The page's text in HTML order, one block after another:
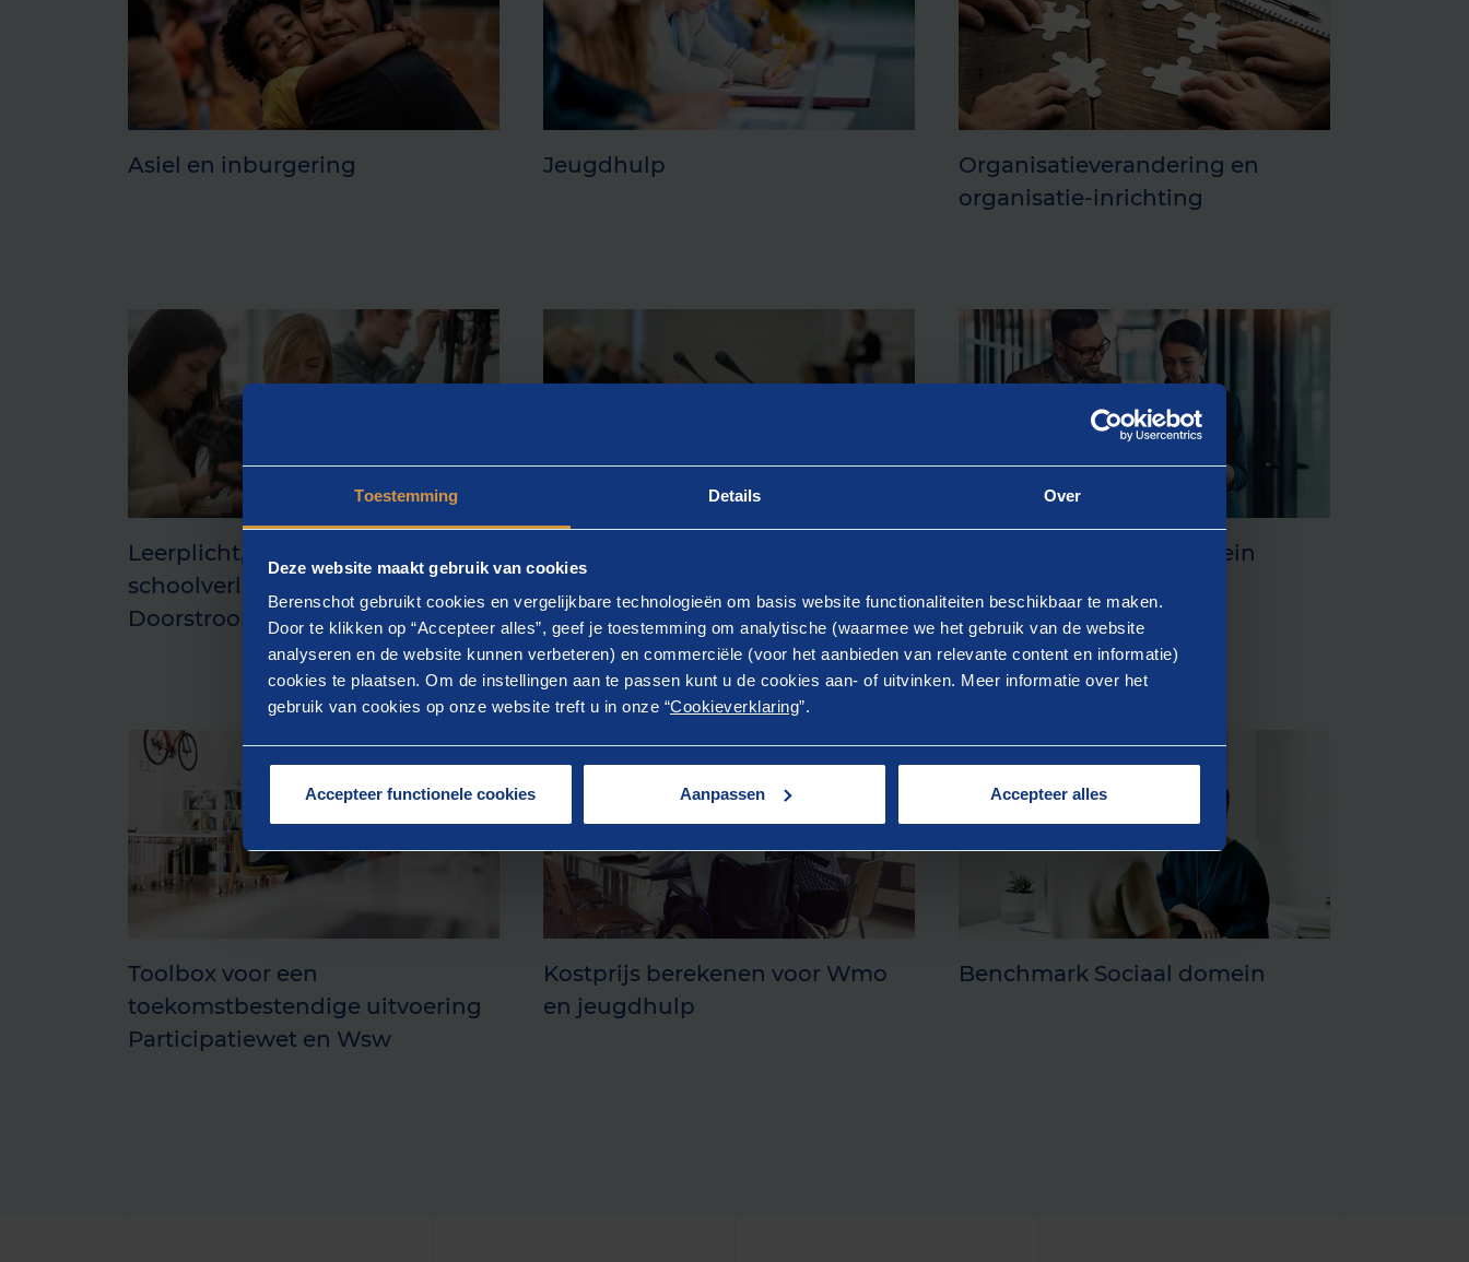
Toestemming Details Over
Deze website maakt gebruik van cookies
Berenschot gebruikt cookies en vergelijkbare technologieën om basis website functionaliteiten beschikbaar te maken.
Door te klikken op “Accepteer alles”, geef je toestemming om analytische (waarmee we het gebruik van de website
analyseren en de website kunnen verbeteren) en commerciële (voor het aanbieden van relevante content en informatie)
cookies te plaatsen. Om de instellingen aan te passen kunt u de cookies aan- of uitvinken. Meer informatie over het
gebruik van cookies op onze website treft u in onze “Cookieverklaring”.
Accepteer functionele cookies Aanpassen Accepteer alles
Asiel en inburgering Jeugdhulp
Organisatieverandering en
organisatie-inrichting
Leerplicht, voortijdig
schoolverlaters en
Doorstroompunt
Quickscan Sociaal Domein
Toolbox voor een
toekomstbestendige uitvoering
Participatiewet en Wsw
Kostprijs berekenen voor Wmo
en jeugdhulp
Benchmark Sociaal domein